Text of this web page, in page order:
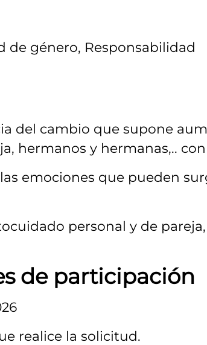
de género, Responsabilidad
del cambio que supone
hermanos y hermanas,..
emociones que pueden
personal y de
de participación
realice la solicitud.